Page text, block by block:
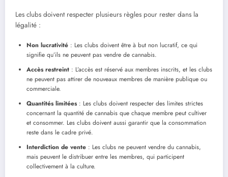
Les clubs doivent respecter plusieurs règles pour rester dans la
légalité :
Non lucrativité : Les clubs doivent être à but non lucratif, ce qui
signifie qu’ils ne peuvent pas vendre de cannabis.
Accès restreint : L’accès est réservé aux membres inscrits, et les clubs
ne peuvent pas attirer de nouveaux membres de manière publique ou
commerciale.
Quantités limitées: Les clubs doivent respecter des limites strictes
concernant la quantité de cannabis que chaque membre peut cultiver
et consommer. Les clubs doivent aussi garantir que la consommation
reste dans le cadre privé.
Interdiction de vente : Les clubs ne peuvent vendre du cannabis,
mais peuvent le distribuer entre les membres, qui participent
collectivement à la culture.